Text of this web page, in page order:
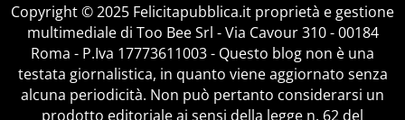
Copyright © 2025 Felicitapubblica.it proprietà e gestione
multimediale di Too Bee Srl - Via Cavour 310 - 00184
Roma - P.Iva 17773611003 - Questo blog non è una
testata giornalistica, in quanto viene aggiornato senza
alcuna periodicità. Non può pertanto considerarsi un
prodotto editoriale ai sensi della legge n. 62 del